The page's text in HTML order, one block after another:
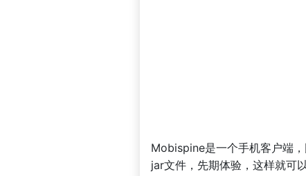
Mobispine是一个手机客户端
jar文件，先期体验，这样就可